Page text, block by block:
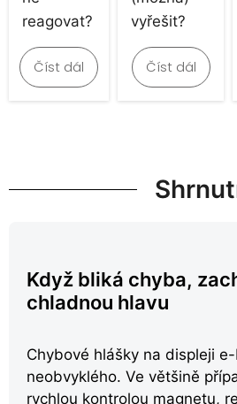
reagovat?
Číst dál
vyřešit?
Číst dál
Když bliká chyba,
chladnou hlavu
Chybové hlášky na displeji
neobvyklého. Ve většině
rychlou kontrolou magnetu,